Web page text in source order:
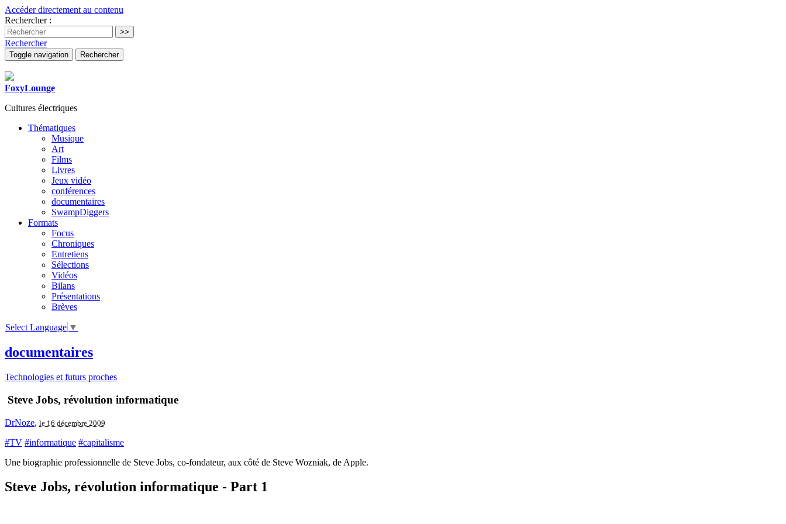
Accéder directement au contenu
Rechercher :
Rechercher
Toggle navigation Rechercher
FoxyLounge
Cultures électriques
Thématiques
Musique
Art
Films
Livres
Jeux vidéo
conférences
documentaires
SwampDiggers
Formats
Focus
Chroniques
Entretiens
Sélections
Vidéos
Bilans
Présentations
Brèves
Select Language ▼
documentaires
Technologies et futurs proches
Steve Jobs, révolution informatique
DrNoze, le 16 décembre 2009
#TV #informatique #capitalisme
Une biographie professionnelle de Steve Jobs, co-fondateur, aux côté de Steve Wozniak, de Apple.
Steve Jobs, révolution informatique - Part 1